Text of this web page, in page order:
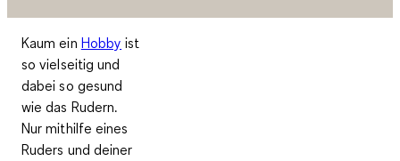
Kaum ein Hobby ist
so vielseitig und
dabei so gesund
wie das Rudern.
Nur mithilfe eines
Ruders und deiner